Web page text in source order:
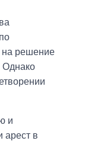
на решение
Однако
и
арест в